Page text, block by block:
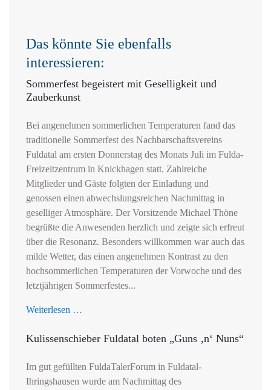
Das könnte Sie ebenfalls
interessieren:
Sommerfest begeistert mit Geselligkeit und
Zauberkunst
Bei angenehmen sommerlichen Temperaturen fand das
traditionelle Sommerfest des Nachbarschaftsvereins
Fuldatal am ersten Donnerstag des Monats Juli im Fulda-
Freizeitzentrum in Knickhagen statt. Zahlreiche
Mitglieder und Gäste folgten der Einladung und
genossen einen abwechslungsreichen Nachmittag in
geselliger Atmosphäre. Der Vorsitzende Michael Thöne
begrüßte die Anwesenden herzlich und zeigte sich erfreut
über die Resonanz. Besonders willkommen war auch das
milde Wetter, das einen angenehmen Kontrast zu den
hochsommerlichen Temperaturen der Vorwoche und des
letztjährigen Sommerfestes...
Weiterlesen …
Kulissenschieber Fuldatal boten „Guns ‚n‘ Nuns“
Im gut gefüllten FuldaTalerForum in Fuldatal-
Ihringshausen wurde am Nachmittag des